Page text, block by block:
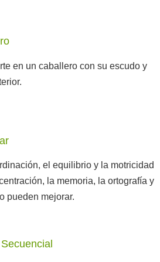
en un caballero con su escudo y
el equilibrio y la motricidad
la memoria, la ortografía y
pueden mejorar.